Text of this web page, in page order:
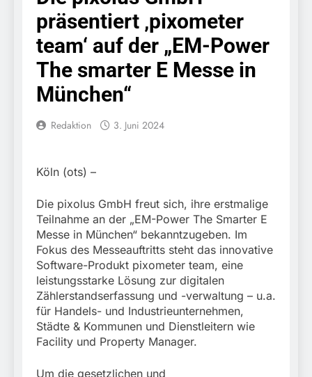
Knopfdruck / Schnelle
Festnahme nach
sexueller Belästigung
Bundespolizeidirektion
München: Bundespolizei
kontrolliert
grenzüberschreitenden
Verkehr / Waffenfund im
7. August 2026
Bundespolizeidirektion
München: Schneller
beendet / Bundespolizei
München: Ausgesetzte
Euro Sozialleistungen
Ermittlungen der
Finanzkontrolle
Schwarzarbeit führen zu
rechtskräftiger
Verurteilung wegen
Betrugs
Bundespolizeidirektion
München: Europaweit
gesuchtes Mitglied einer
kriminellen Vereinigung
geht ins Netz –
Bundespolizei vollstreckt
europäischen
Auslieferungshaftbefehl
6. August 2026
Bundespolizeidirektion
München: Update zu den
Einsatzmaßnahmen der
Bundespolizei in
Saarbrücken
5. August 2026
Bundespolizeidirektion
München:
Beinahekollision an
Bahnübergang in Aubing
/ Bundespolizei ermittelt
5. August 2026
präsentiert ‚pixometer
team‘ auf der „EM-Power
The smarter E Messe in
München“
Redaktion 3. Juni 2024
Köln (ots) –
Die pixolus GmbH freut sich, ihre erstmalige
Teilnahme an der „EM-Power The Smarter E
Messe in München“ bekanntzugeben. Im
Fokus des Messeauftritts steht das innovative
Software-Produkt pixometer team, eine
leistungsstarke Lösung zur digitalen
Zählerstandserfassung und -verwaltung – u.a.
für Handels- und Industrieunternehmen,
Städte & Kommunen und Dienstleitern wie
Facility und Property Manager.
Um die gesetzlichen und